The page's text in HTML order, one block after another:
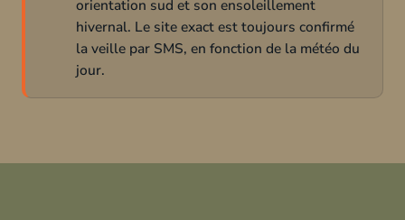
orientation sud et son ensoleillement
hivernal. Le site exact est toujours confirmé
la veille par SMS, en fonction de la météo du
jour.